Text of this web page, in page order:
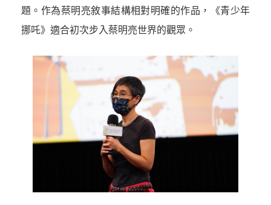
題。作為蔡明亮敘事結構相對明確的作品，《青少年
挪吒》適合初次步入蔡明亮世界的觀眾。